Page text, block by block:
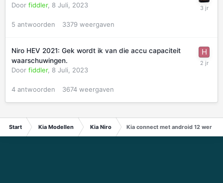
Door fiddler, 8 Juli, 2023
5 antwoorden 3379 weergaven
Niro HEV 2021: Gek wordt ik van die accu capaciteit
waarschuwingen.
Door fiddler, 8 Juli, 2023
4 antwoorden 3674 weergaven
Start Kia Modellen Kia Niro Kia connect met android 12 werkt